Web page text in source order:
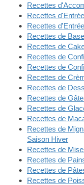
Recettes
Recettes
Recettes
Recettes de
Recettes de
Recettes de
Recettes de
Recettes de
Recettes de
Recettes de
Recettes de
Recettes de
Recettes de
Saison Hiver
Recettes de
Recettes de
Recettes de
Recettes de